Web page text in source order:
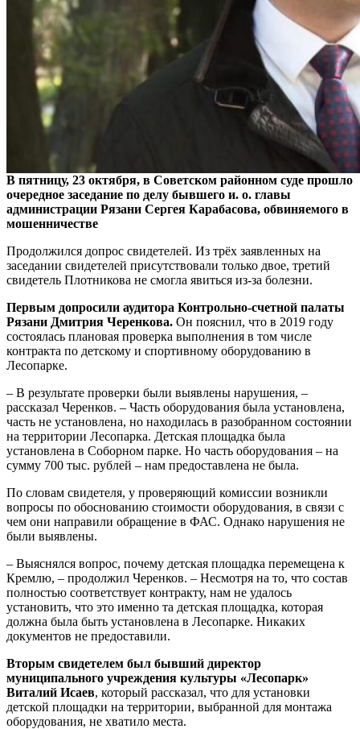
В пятницу, 23 октября, в Советском районном суде прошло
очередное заседание по делу бывшего и. о. главы
администрации Рязани Сергея Карабасова, обвиняемого в
мошенничестве
Продолжился допрос свидетелей. Из трёх заявленных на
заседании свидетелей присутствовали только двое, третий
свидетель Плотникова не смогла явиться из-за болезни.
Первым допросили аудитора Контрольно-счетной палаты
Рязани Дмитрия Черенкова. Он пояснил, что в 2019 году
состоялась плановая проверка выполнения в том числе
контракта по детскому и спортивному оборудованию в
Лесопарке.
– В результате проверки были выявлены нарушения, –
рассказал Черенков. – Часть оборудования была установлена,
часть не установлена, но находилась в разобранном состоянии
на территории Лесопарка. Детская площадка была
установлена в Соборном парке. Но часть оборудования – на
сумму 700 тыс. рублей – нам предоставлена не была.
По словам свидетеля, у проверяющий комиссии возникли
вопросы по обоснованию стоимости оборудования, в связи с
чем они направили обращение в ФАС. Однако нарушения не
были выявлены.
– Выяснялся вопрос, почему детская площадка перемещена к
Кремлю, – продолжил Черенков. – Несмотря на то, что состав
полностью соответствует контракту, нам не удалось
установить, что это именно та детская площадка, которая
должна была быть установлена в Лесопарке. Никаких
документов не предоставили.
Вторым свидетелем был бывший директор
муниципального учреждения культуры «Лесопарк»
Виталий Исаев, который рассказал, что для установки
детской площадки на территории, выбранной для монтажа
оборудования, не хватило места.